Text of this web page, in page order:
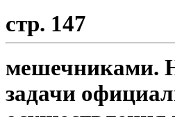
стр. 147
мешечниками.
задачи